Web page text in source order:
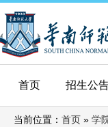
首页 招生公
当前位置： 首页 » 学